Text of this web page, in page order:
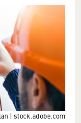
| stock.adobe.com